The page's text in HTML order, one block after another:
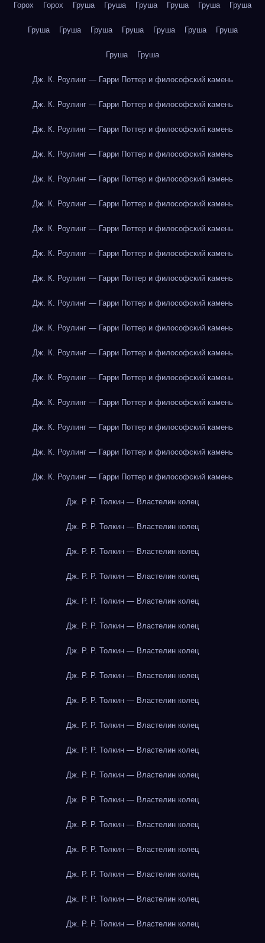
Горох Горох Груша Груша Груша Груша Груша Груша
Груша Груша Груша Груша Груша Груша Груша
Груша Груша
Дж. К. Роулинг — Гарри Поттер и философский камень
Дж. К. Роулинг — Гарри Поттер и философский камень
Дж. К. Роулинг — Гарри Поттер и философский камень
Дж. К. Роулинг — Гарри Поттер и философский камень
Дж. К. Роулинг — Гарри Поттер и философский камень
Дж. К. Роулинг — Гарри Поттер и философский камень
Дж. К. Роулинг — Гарри Поттер и философский камень
Дж. К. Роулинг — Гарри Поттер и философский камень
Дж. К. Роулинг — Гарри Поттер и философский камень
Дж. К. Роулинг — Гарри Поттер и философский камень
Дж. К. Роулинг — Гарри Поттер и философский камень
Дж. К. Роулинг — Гарри Поттер и философский камень
Дж. К. Роулинг — Гарри Поттер и философский камень
Дж. К. Роулинг — Гарри Поттер и философский камень
Дж. К. Роулинг — Гарри Поттер и философский камень
Дж. К. Роулинг — Гарри Поттер и философский камень
Дж. К. Роулинг — Гарри Поттер и философский камень
Дж. Р. Р. Толкин — Властелин колец
Дж. Р. Р. Толкин — Властелин колец
Дж. Р. Р. Толкин — Властелин колец
Дж. Р. Р. Толкин — Властелин колец
Дж. Р. Р. Толкин — Властелин колец
Дж. Р. Р. Толкин — Властелин колец
Дж. Р. Р. Толкин — Властелин колец
Дж. Р. Р. Толкин — Властелин колец
Дж. Р. Р. Толкин — Властелин колец
Дж. Р. Р. Толкин — Властелин колец
Дж. Р. Р. Толкин — Властелин колец
Дж. Р. Р. Толкин — Властелин колец
Дж. Р. Р. Толкин — Властелин колец
Дж. Р. Р. Толкин — Властелин колец
Дж. Р. Р. Толкин — Властелин колец
Дж. Р. Р. Толкин — Властелин колец
Дж. Р. Р. Толкин — Властелин колец
Дж. Р. Р. Толкин — Властелин колец